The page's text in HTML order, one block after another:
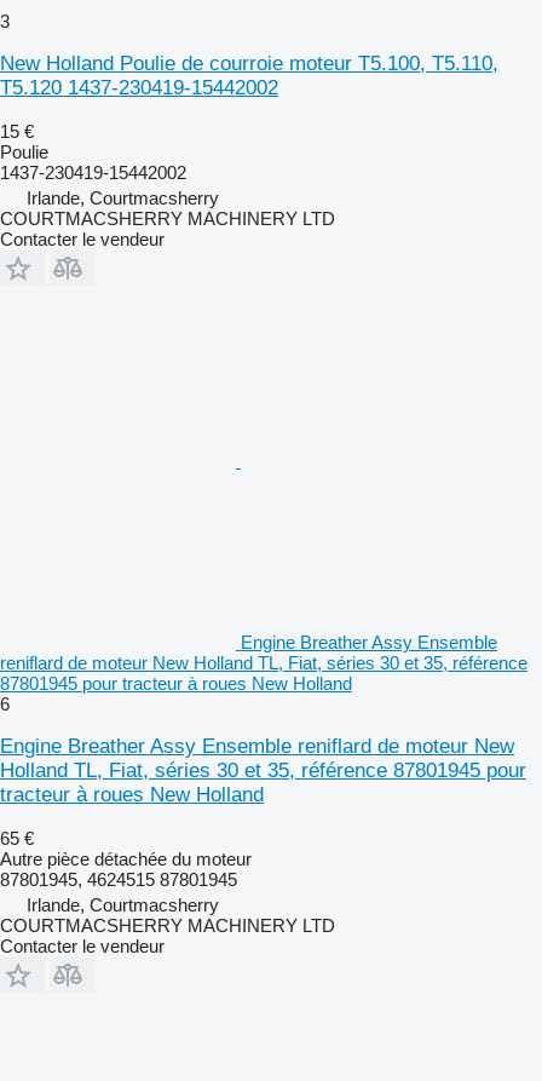
3
New Holland Poulie de courroie moteur T5.100, T5.110,
T5.120 1437-230419-15442002
15 €
Poulie
1437-230419-15442002
Irlande, Courtmacsherry
COURTMACSHERRY MACHINERY LTD
Contacter le vendeur
Engine Breather Assy Ensemble
reniflard de moteur New Holland TL, Fiat, séries 30 et 35, référence
87801945 pour tracteur à roues New Holland
6
Engine Breather Assy Ensemble reniflard de moteur New
Holland TL, Fiat, séries 30 et 35, référence 87801945 pour
tracteur à roues New Holland
65 €
Autre pièce détachée du moteur
87801945, 4624515 87801945
Irlande, Courtmacsherry
COURTMACSHERRY MACHINERY LTD
Contacter le vendeur